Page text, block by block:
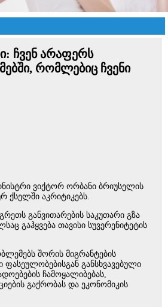
ჩვენ არაფერს
რომლებიც ჩვენი
ვიქტორ ორბანი ბრიუსელის
ქსელში აკრიტიკებს.
განვითარების საკუთარი გზა
გაჰყვება თავისი სუვერენიტეტის
შორის მიგრანტების
ფასეულობებისგან განსხვავებული
ჩამოყალიბებას,
გაქრობას და ეკონომიკის